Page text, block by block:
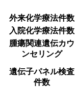
外来化学療法件数
入院化学療法件数
腫瘍関連遺伝カウ
ンセリング
遺伝子パネル検査
件数